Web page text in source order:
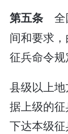
第五条 全
间和要求
征兵命令规
县级以上
据上级的
下达本级